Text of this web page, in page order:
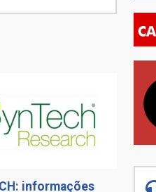
informações